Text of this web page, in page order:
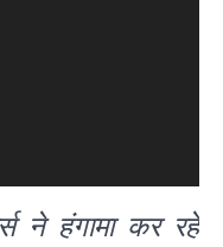
ने हंगामा कर रहे